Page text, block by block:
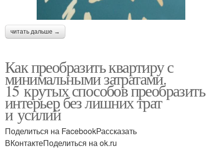
читать дальше →
Как преобразить квартиру с
минимальными затратами.
15 крутых способов преобразить
интерьер без лишних трат
и усилий
Поделиться на FacebookРассказать
ВКонтактеПоделиться на ok.ru